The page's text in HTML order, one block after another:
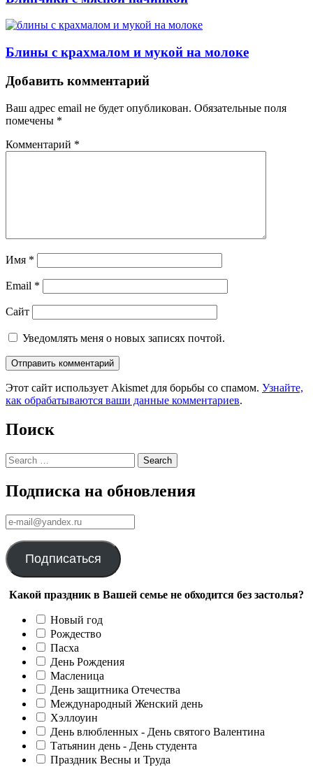
Блины с крахмалом и мукой на молоке
Навигация
Добавить комментарий
Ваш адрес email не будет опубликован. Обязательные поля
помечены *
Комментарий *
Имя *
Email *
Сайт
Уведомлять меня о новых записях почтой.
Этот сайт использует Akismet для борьбы со спамом. Узнайте,
как обрабатываются ваши данные комментариев.
Поиск
Search
Подписка на обновления
е-
mail@yandex.ru
Подписаться
Какой праздник в Вашей семье не обходится без застолья?
Новый год
Рождество
Пасха
День Рождения
Масленица
День защитника Отечества
Международный Женский день
Хэллоуин
День влюбленных - День святого Валентина
Татьянин день - День студента
Праздник Весны и Труда